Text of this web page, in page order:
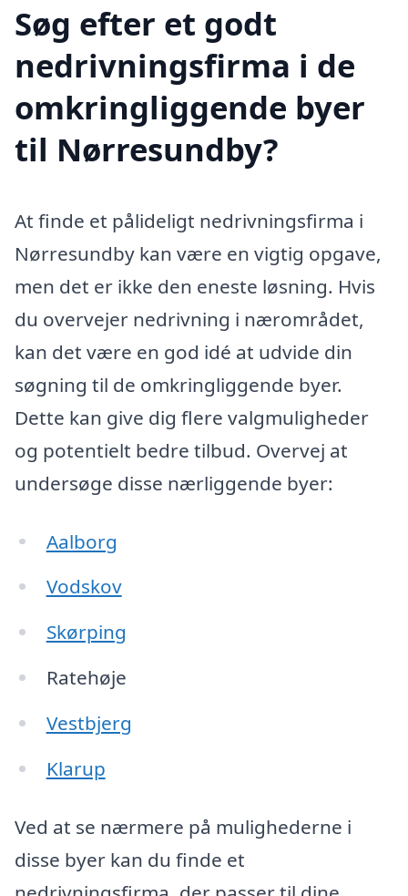
Søg efter et godt
nedrivningsfirma i de
omkringliggende byer
til Nørresundby?
At finde et pålideligt nedrivningsfirma i
Nørresundby kan være en vigtig opgave,
men det er ikke den eneste løsning. Hvis
du overvejer nedrivning i nærområdet,
kan det være en god idé at udvide din
søgning til de omkringliggende byer.
Dette kan give dig flere valgmuligheder
og potentielt bedre tilbud. Overvej at
undersøge disse nærliggende byer:
Aalborg
Vodskov
Skørping
Ratehøje
Vestbjerg
Klarup
Ved at se nærmere på mulighederne i
disse byer kan du finde et